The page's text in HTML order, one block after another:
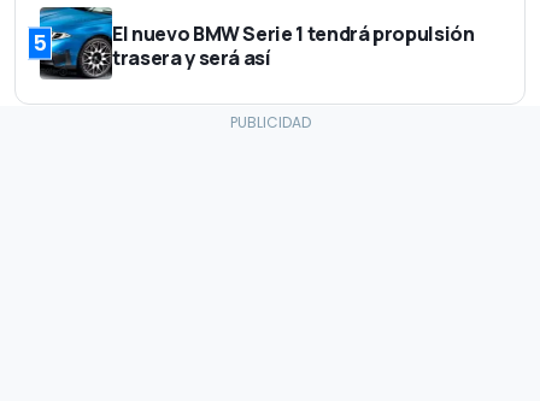
5
El nuevo BMW Serie 1 tendrá propulsión
trasera y será así